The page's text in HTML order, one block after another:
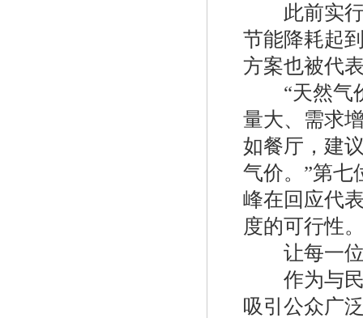
此前实行
节能降耗起
方案也被代
“天然气价
量大、需求
如餐厅，建
气价。”第七
峰在回应代
度的可行性
让每一位
作为与民
吸引公众广